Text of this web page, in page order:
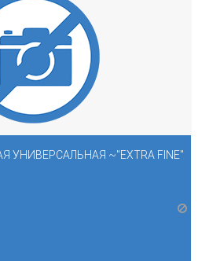
УНИВЕРСАЛЬНАЯ ~"EXTRA FINE"